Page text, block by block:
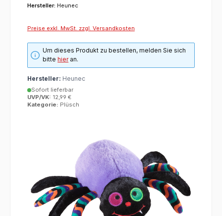
Hersteller: Heunec
Preise exkl. MwSt. zzgl. Versandkosten
Um dieses Produkt zu bestellen, melden Sie sich
bittehieran.
Hersteller: Heunec
Sofort lieferbar
UVP/VK: 12,99 €
Kategorie: Plüsch